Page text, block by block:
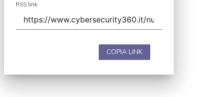
RSS link
COPIA LINK